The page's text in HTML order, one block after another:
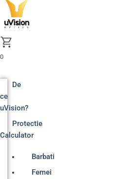
content
0
De
ce
uVision?
Protectie
Calculator
Barbati
Femei